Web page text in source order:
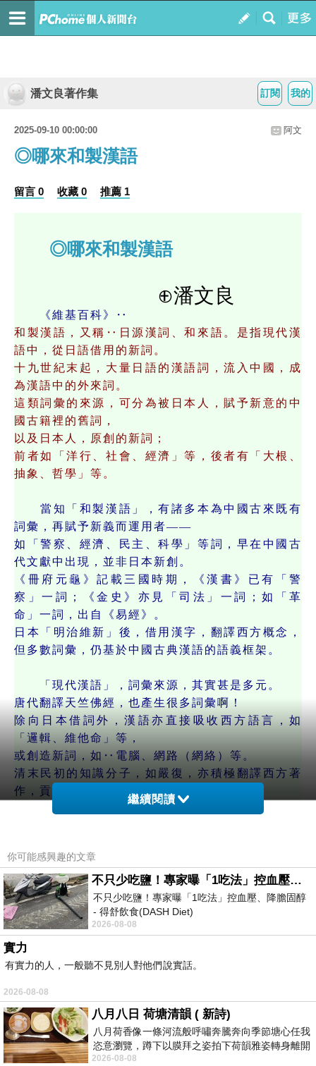
我的
訂閱
潘文良著作集
2025-09-10 00:00:00 阿文
◎哪來和製漢語
留言 0 收藏 0 推薦 1
◎哪來和製漢語
⊕潘文良
《維基百科》‥
和製漢語，又稱‥日源漢詞、和來語。是指現代漢
語中，從日語借用的新詞。
十九世紀末起，大量日語的漢語詞，流入中國，成
為漢語中的外來詞。
這類詞彙的來源，可分為被日本人，賦予新意的中
國古籍裡的舊詞，
以及日本人，原創的新詞；
前者如「洋行、社會、經濟」等，後者有「大根、
抽象、哲學」等。
當知「和製漢語」，有諸多本為中國古來既有
詞彙，再賦予新義而運用者——
如「警察、經濟、民主、科學」等詞，早在中國古
代文獻中出現，並非日本新創。
《冊府元龜》記載三國時期，《漢書》已有「警
察」一詞；《金史》亦見「司法」一詞；如「革
命」一詞，出自《易經》。
日本「明治維新」後，借用漢字，翻譯西方概念，
但多數詞彙，仍基於中國古典漢語的語義框架。
「現代漢語」，詞彙來源，其實甚是多元。
唐代翻譯天竺佛經，也產生很多詞彙啊！
除向日本借詞外，漢語亦直接吸收西方語言，如
「邏輯、維他命」等，
或創造新詞，如‥電腦、網路（網絡）等。
清末民初的知識分子，如嚴復，亦積極翻譯西方著
作，貢獻大量詞彙。
（嚴復所翻譯的詞彙中，最著名的例子，包含‥
民主‥將 "Democracy" 翻譯為「民主」。
人權‥將 "Rights of Man" 翻譯成「人權」。
需要注意的是‥「烏托邦」這個詞彙，並非嚴復
的翻譯，
而是由一位名叫亞歷山大．巴雷特（Alexander
Barrett）的學者，翻譯而來，
他將英文的「Utopia」，翻譯成「烏托邦」。）
好些「慕洋人」，常會認為‥「外國的月亮比
較圓。」
總是喜歡誇耀‥「日本『和製漢語』，對現代漢語
的影響」——
繼續閱讀
你可能感興趣的文章
不只少吃鹽！專家曝「1吃法」控血壓、降膽固醇 - 得舒飲食(DASH Diet)
不只少吃鹽！專家曝「1吃法」控血壓、降膽固醇
- 得舒飲食(DASH Diet)
https://www.facebook.com/dietitiansophia/
2026-08-08
實力
有實力的人，一般聽不見別人對他們說實話。
2026-08-08
八月八日 荷塘清韻 ( 新詩)
八月荷香像一條河流般呼嘯奔騰奔向季節塘心任我
恣意瀏覽，蹲下以膜拜之姿拍下荷韻雅姿轉身離開
時我把美麗的遐想掛在亭亭葉柄上盼望
2026-08-08